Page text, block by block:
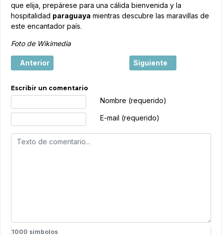
que elija, prepárese para una cálida bienvenida y la
hospitalidad paraguaya mientras descubre las maravillas de
este encantador país.
Foto de Wikimedia
Artículo anterior: Turismo en el Caribe: un deslumbrante
Anterior Artículo siguiente:
Siguiente
Escribir un comentario
Nombre (requerido)
E-mail (requerido)
1000 simbolos